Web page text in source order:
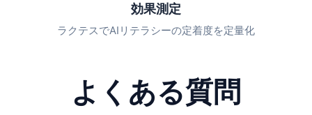
効果測定
ラクテスでAIリテラシーの定着度を定量化
よくある質問